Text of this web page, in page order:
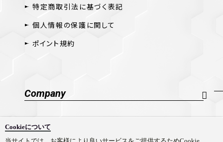
Cookieについて
特定商取引法に基づく表記
個人情報の保護に関して
ポイント規約
Company
採用情報